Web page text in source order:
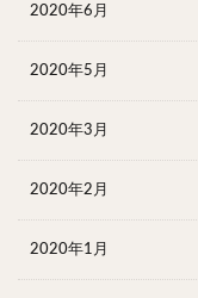
2020年6月
2020年5月
2020年3月
2020年2月
2020年1月